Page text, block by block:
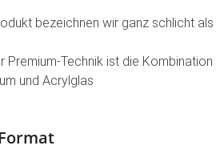
bezeichnen wir ganz schlicht als
Premium-Technik ist die Kombination
und Acrylglas